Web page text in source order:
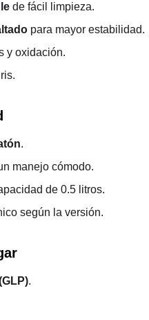
de fácil limpieza.
para mayor estabilidad.
y oxidación.
.
manejo cómodo.
de 0.5 litros.
según la versión.
.